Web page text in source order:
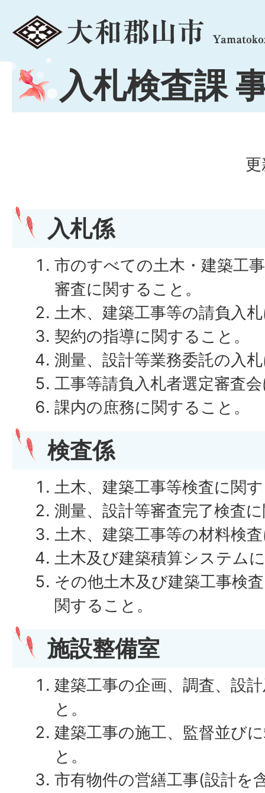
menu
入札検査課
入札係
市のすべての土木・建築工
審査に関すること。
土木、建築工事等の請負入
契約の指導に関すること。
測量、設計等業務委託の入
工事等請負入札者選定審査
課内の庶務に関すること。
検査係
土木、建築工事等検査に関
測量、設計等審査完了検査
土木、建築工事等の材料検
土木及び建築積算システム
その他土木及び建築工事検
関すること。
施設整備室
建築工事の企画、調査、設
と。
建築工事の施工、監督並び
と。
市有物件の営繕工事(設計を